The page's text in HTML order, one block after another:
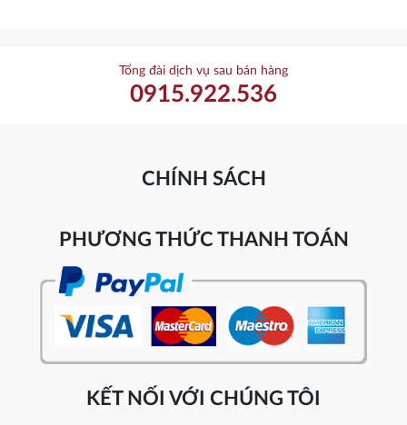
Tổng đài dịch vụ sau bán hàng
0915.922.536
CHÍNH SÁCH
PHƯƠNG THỨC THANH TOÁN
KẾT NỐI VỚI CHÚNG TÔI